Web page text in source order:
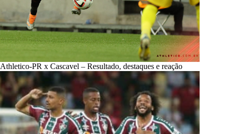
Athletico-PR x Cascavel – Resultado, destaques e reação